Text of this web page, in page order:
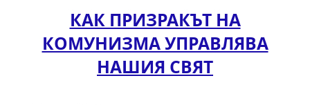
КАК ПРИЗРАКЪТ НА
КОМУНИЗМА УПРАВЛЯВА
НАШИЯ СВЯТ